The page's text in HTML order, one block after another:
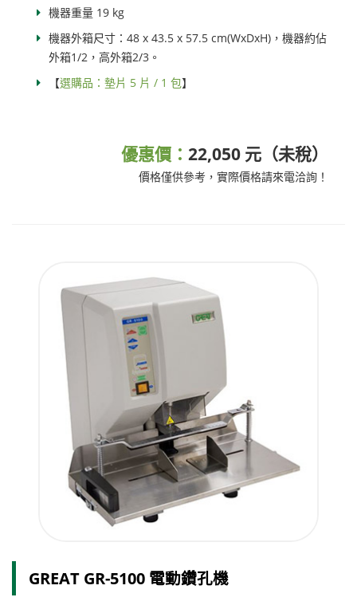
機器重量 19 kg
機器外箱尺寸：48 x 43.5 x 57.5 cm(WxDxH)，機器約佔
外箱1/2，高外箱2/3。
【選購品：墊片 5 片 / 1 包】
優惠價：22,050 元（未稅）
價格僅供參考，實際價格請來電洽詢！
GREAT GR-5100 電動鑽孔機